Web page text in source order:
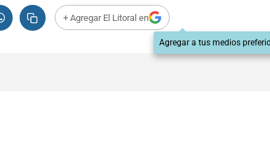
+ Agregar El Litoral en
Agregar a tus medios